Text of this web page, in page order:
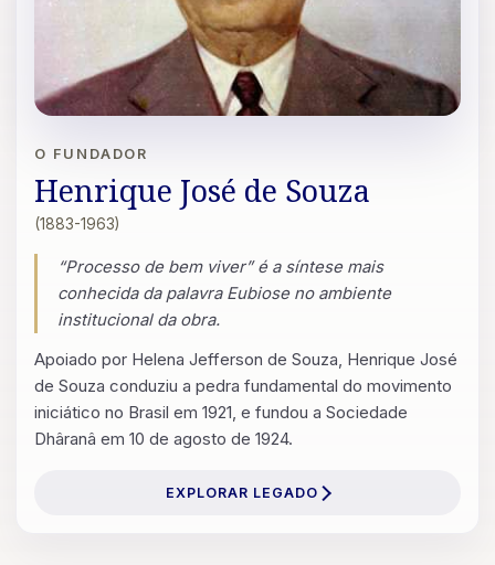
O FUNDADOR
Henrique José de Souza
(1883-1963)
“Processo de bem viver” é a síntese mais
conhecida da palavra Eubiose no ambiente
institucional da obra.
Apoiado por Helena Jefferson de Souza, Henrique José
de Souza conduziu a pedra fundamental do movimento
iniciático no Brasil em 1921, e fundou a Sociedade
Dhâranâ em 10 de agosto de 1924.
EXPLORAR LEGADO